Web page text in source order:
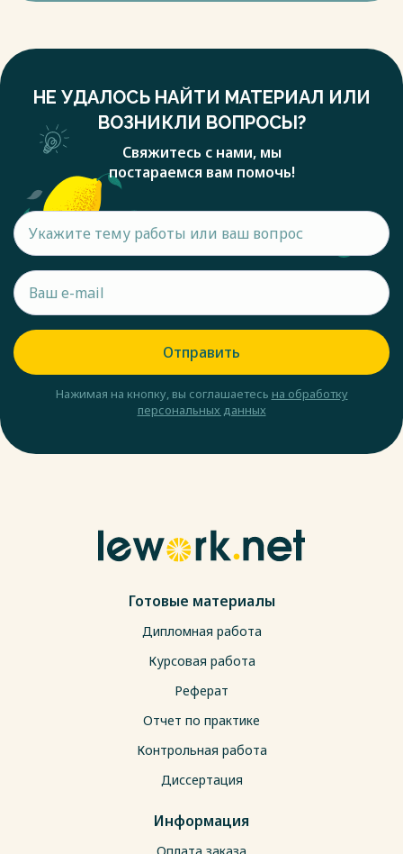
НЕ УДАЛОСЬ НАЙТИ МАТЕРИАЛ ИЛИ
ВОЗНИКЛИ ВОПРОСЫ?
Свяжитесь с нами, мы
постараемся вам помочь!
Отправить
Нажимая на кнопку, вы соглашаетесь на обработку
персональных данных
Готовые материалы
Дипломная работа
Курсовая работа
Реферат
Отчет по практике
Контрольная работа
Диссертация
Информация